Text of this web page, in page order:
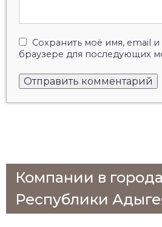
Сохранить моё имя, email и
браузере для последующих
Компании в
Республики